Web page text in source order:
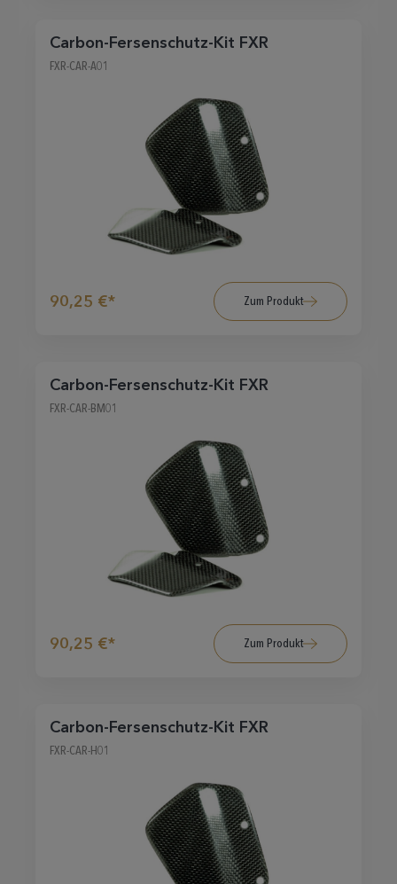
Carbon-Fersenschutz-Kit FXR
FXR-CAR-A01
90,25 €* Zum Produkt
Carbon-Fersenschutz-Kit FXR
FXR-CAR-BM01
90,25 €* Zum Produkt
Carbon-Fersenschutz-Kit FXR
FXR-CAR-H01